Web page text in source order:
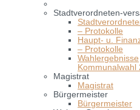
Stadtverordneten-
– Protokolle
Haupt- u.
– Protokolle
Wahlergebnisse
Kommunalwahl
Magistrat
Magistrat
Bürgermeister
Bürgermeister